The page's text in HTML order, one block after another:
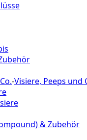
-Visiere, Peeps und
& Zubehör